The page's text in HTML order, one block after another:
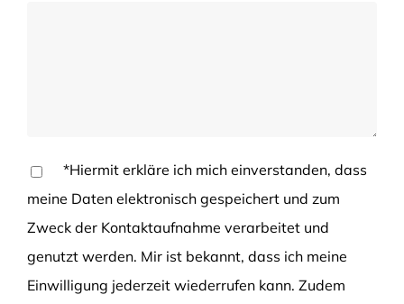
*Hiermit erkläre ich mich einverstanden, dass
meine Daten elektronisch gespeichert und zum
Zweck der Kontaktaufnahme verarbeitet und
genutzt werden. Mir ist bekannt, dass ich meine
Einwilligung jederzeit wiederrufen kann. Zudem